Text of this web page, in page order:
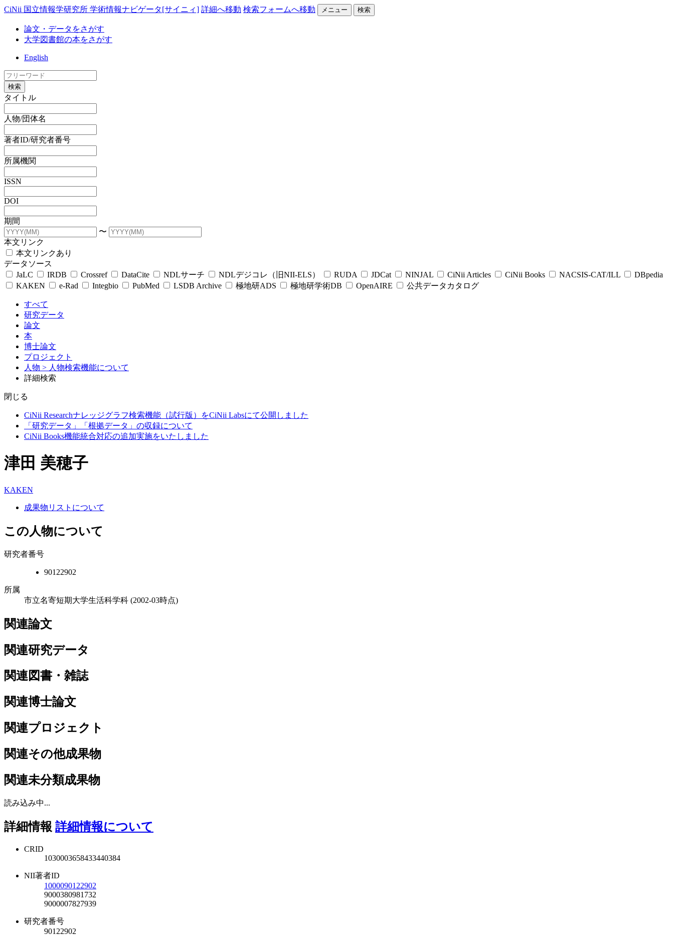
CiNii 国立情報学研究所 学術情報ナビゲータ[サイニィ] 詳細へ移動 検索フォームへ移動 メニュー 検索
論文・データをさがす
大学図書館の本をさがす
English
検索
タイトル
人物/団体名
著者ID/研究者番号
所属機関
ISSN
DOI
期間
〜
本文リンク
本文リンクあり
データソース
JaLC
IRDB Crossref DataCite NDLサーチ NDLデジコレ（旧NII-ELS） RUDA JDCat NINJAL CiNii Articles CiNii Books NACSIS-CAT/ILL
DBpedia
KAKEN
e-Rad Integbio PubMed LSDB Archive 極地研ADS 極地研学術DB OpenAIRE 公共データカタログ
すべて
研究データ
論文
本
博士論文
プロジェクト
人物 > 人物検索機能について
詳細検索
閉じる
CiNii Researchナレッジグラフ検索機能（試行版）をCiNii Labsにて公開しました
「研究データ」「根拠データ」の収録について
CiNii Books機能統合対応の追加実施をいたしました
津田 美穂子
KAKEN
成果物リストについて
この人物について
研究者番号
90122902
所属
市立名寄短期大学生活科学科 (2002-03時点)
関連論文
関連研究データ
関連図書・雑誌
関連博士論文
関連プロジェクト
関連その他成果物
関連未分類成果物
読み込み中...
詳細情報 詳細情報について
CRID
1030003658433440384
NII著者ID
1000090122902
9000380981732
9000007827939
研究者番号
90122902